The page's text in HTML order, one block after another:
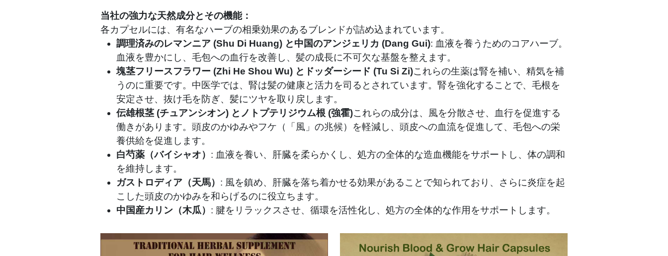
当社の強力な天然成分とその機能：
各カプセルには、有名なハーブの相乗効果のあるブレンドが詰め込まれています。
調理済みのレマンニア (Shu Di Huang) と中国のアンジェリカ (Dang Gui): 血液を養うためのコアハーブ。
血液を豊かにし、毛包への血行を改善し、髪の成長に不可欠な基盤を整えます。
塊茎フリースフラワー (Zhi He Shou Wu) とドッダーシード (Tu Si Zi)これらの生薬は腎を補い、精気を補
うのに重要です。中医学では、腎は髪の健康と活力を司るとされています。腎を強化することで、毛根を
安定させ、抜け毛を防ぎ、髪にツヤを取り戻します。
伝雄根茎 (チュアンシオン) とノトプテリジウム根 (強霍)これらの成分は、風を分散させ、血行を促進する
働きがあります。頭皮のかゆみやフケ（「風」の兆候）を軽減し、頭皮への血流を促進して、毛包への栄
養供給を促進します。
白芍薬（バイシャオ） : 血液を養い、肝臓を柔らかくし、処方の全体的な造血機能をサポートし、体の調和
を維持します。
ガストロディア（天馬） : 風を鎮め、肝臓を落ち着かせる効果があることで知られており、さらに炎症を起
こした頭皮のかゆみを和らげるのに役立ちます。
中国産カリン（木瓜） : 腱をリラックスさせ、循環を活性化し、処方の全体的な作用をサポートします。